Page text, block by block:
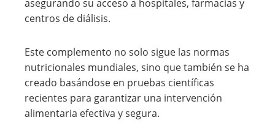
asegurando su acceso a hospitales, farmacias y
centros de diálisis.
Este complemento no solo sigue las normas
nutricionales mundiales, sino que también se ha
creado basándose en pruebas científicas
recientes para garantizar una intervención
alimentaria efectiva y segura.